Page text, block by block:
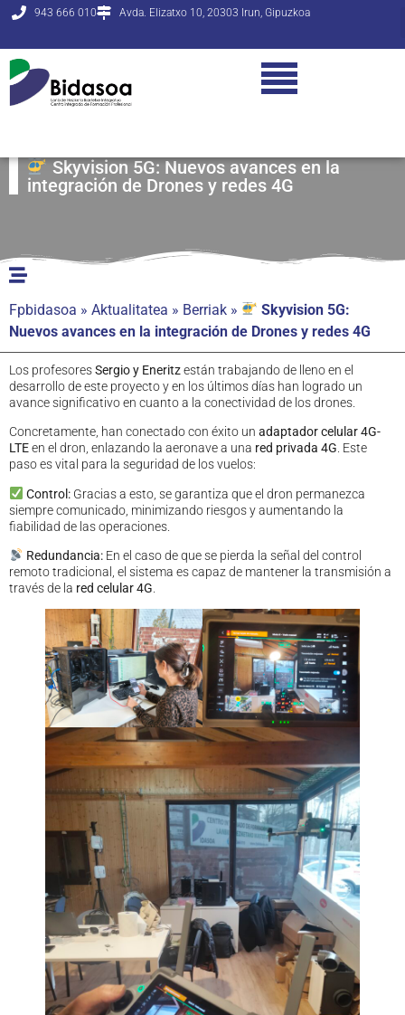
943 666 010 Avda. Elizatxo 10, 20303 Irun, Gipuzkoa
Skyvision 5G: Nuevos avances en la
integración de Drones y redes 4G
Fpbidasoa » Aktualitatea » Berriak »
Skyvision 5G:
Nuevos avances en la integración de Drones y redes 4G
Los profesoresSergio y Eneritzestán trabajando de lleno en el
desarrollo de este proyecto y en los últimos días han logrado un
avance significativo en cuanto a la conectividad de los drones.
Concretamente, han conectado con éxito un adaptador celular 4G-
LTEen el dron, enlazando la aeronave a una red privada 4G . Este
paso es vital para la seguridad de los vuelos:
Control:Gracias a esto, se garantiza que el dron permanezca
siempre comunicado, minimizando riesgos y aumentando la
fiabilidad de las operaciones.
Redundancia:En el caso de que se pierda la señal del control
remoto tradicional, el sistema es capaz de mantener la transmisión a
través de la red celular 4G